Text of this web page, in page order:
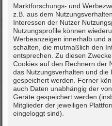
Marktforschungs- und
z.B. aus dem
Interessen der Nutzer
Nutzungsprofile können
Werbeanzeigen innerhalb und
schalten, die mutmaßlich den
entsprechen. Zu diesen
Cookies auf den Rechnern der
das Nutzungsverhalten und die
gespeichert werden. Ferner
auch Daten unabhängig der
Geräte gespeichert werden
Mitglieder der jeweiligen
eingeloggt sind).